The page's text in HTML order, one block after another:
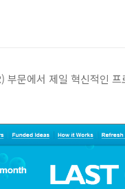
부문에서 제일 혁신적인 프